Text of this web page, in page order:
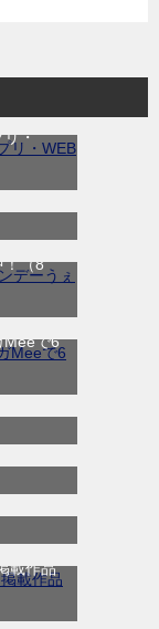
リ・
料漫画
デーう
！（8
Meeで6
で期
で無料
載作品
全話無
ガ